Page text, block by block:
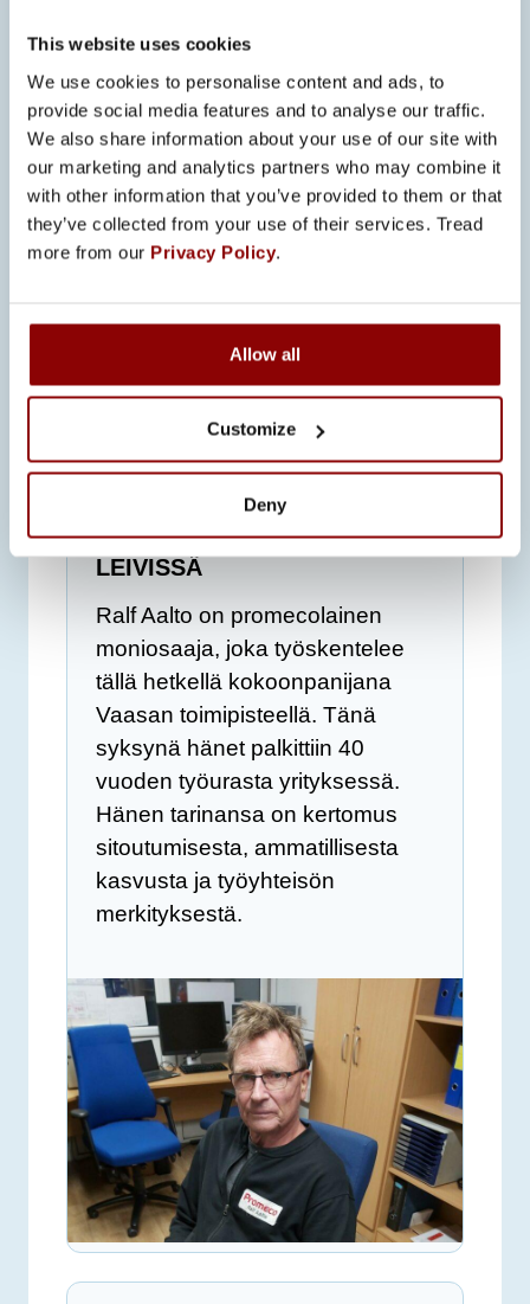
This website uses cookies
We use cookies to personalise content and ads, to
provide social media features and to analyse our traffic.
We also share information about your use of our site with
our marketing and analytics partners who may combine it
with other information that you’ve provided to them or that
they’ve collected from your use of their services. Tread
more from our Privacy Policy.
Allow all
Customize
Deny
40 VUOTTA PROMECON
LEIVISSÄ
Ralf Aalto on promecolainen
moniosaaja, joka työskentelee
tällä hetkellä kokoonpanijana
Vaasan toimipisteellä. Tänä
syksynä hänet palkittiin 40
vuoden työurasta yrityksessä.
Hänen tarinansa on kertomus
sitoutumisesta, ammatillisesta
kasvusta ja työyhteisön
merkityksestä.